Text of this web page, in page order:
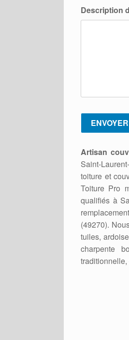
Description
Artisan
Saint-
toiture et
Toiture Pro
qualifiés à
(49270).
tuiles,
charpente